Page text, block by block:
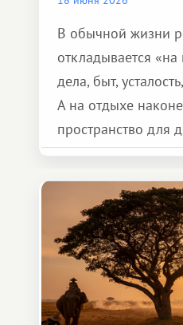
В обычной жизни
откладывается
дела, быт,
А на отдыхе
пространство для
сделать для
особенное. Не
масштабное, но
и